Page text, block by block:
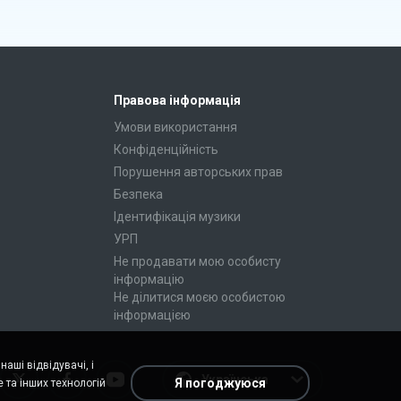
Правова інформація
Умови використання
Конфіденційність
Порушення авторських прав
Безпека
Ідентифікація музики
УРП
Не продавати мою особисту
інформацію
Не ділитися моєю особистою
інформацією
Українська
відвідувачі, і
інших технологій
Я погоджуюся